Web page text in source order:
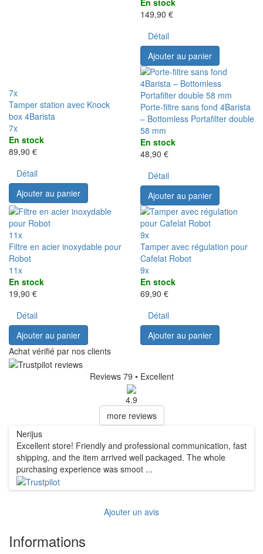
7x
Tamper station avec Knock
box 4Barista
7x
En stock
89,90 €
Détail
Ajouter au panier
En stock
149,90 €
Détail
Ajouter au panier
Porte-filtre sans fond 4Barista
– Bottomless Portafilter double
58 mm
En stock
48,90 €
Détail
Ajouter au panier
11x
Filtre en acier inoxydable pour
Robot
11x
En stock
19,90 €
Détail
Ajouter au panier
9x
Tamper avec régulation pour
Cafelat Robot
9x
En stock
69,90 €
Détail
Ajouter au panier
Achat vérifié par nos clients
Reviews 79 • Excellent
4.9
more reviews
Nerijus
Excellent store! Friendly and professional communication, fast
shipping, and the item arrived well packaged. The whole
purchasing experience was smoot ...
Ajouter un avis
Informations